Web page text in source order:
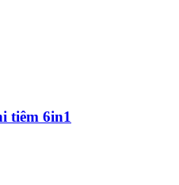
tiêm 6in1